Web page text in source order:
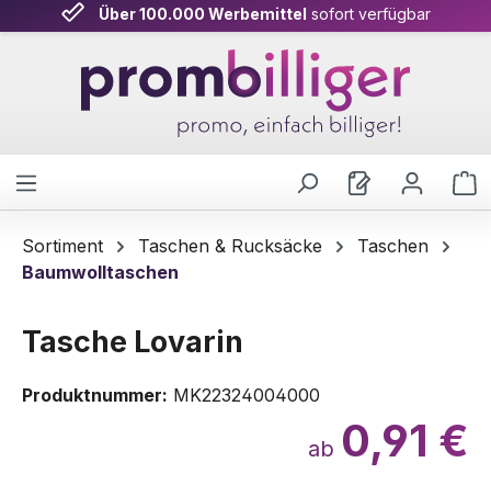
Zum Hauptinhalt springen
Über 100.000 Werbemittel sofort verfügbar
Sortiment Taschen & Rucksäcke
Taschen
Baumwolltaschen
Tasche Lovarin
Produktnummer: MK22324004000
ab 0,91 €